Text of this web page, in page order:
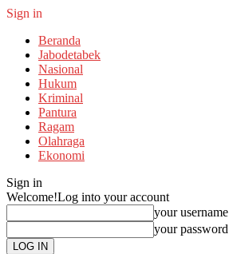
Sign in
Beranda
Jabodetabek
Nasional
Hukum
Kriminal
Pantura
Ragam
Olahraga
Ekonomi
Sign in
Welcome!Log into your account
your username
your password